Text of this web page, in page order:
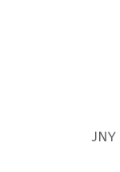
JNY